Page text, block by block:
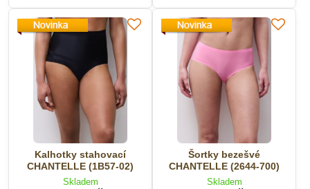
Kalhotky stahovací
CHANTELLE (1B57-02)
Skladem
Šortky bezešvé
CHANTELLE (2644-700)
Skladem